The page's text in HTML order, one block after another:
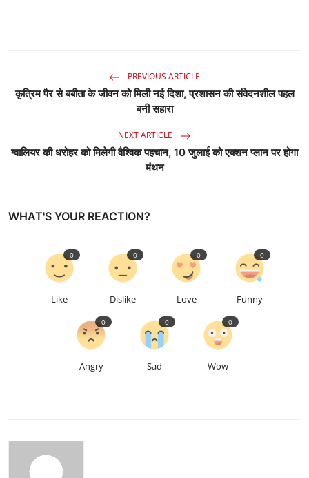
PREVIOUS ARTICLE
कृत्रिम पैर से बबीता के जीवन को मिली नई दिशा, प्रशासन की संवेदनशील पहल
बनी सहारा
NEXT ARTICLE
ग्वालियर की धरोहर को मिलेगी वैश्विक पहचान, 10 जुलाई को एक्शन प्लान पर होगा
मंथन
WHAT'S YOUR REACTION?
Like
0
Dislike
0
Love
0
Funny
0
Angry
0
Sad
0
Wow
0